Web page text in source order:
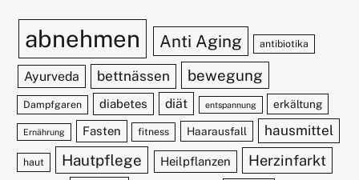
abnehmen Anti Aging antibiotika
Ayurveda bettnässen bewegung
Dampfgaren diabetes diät entspannung erkältung
Ernährung Fasten fitness Haarausfall hausmittel
haut Hautpflege Heilpflanzen Herzinfarkt